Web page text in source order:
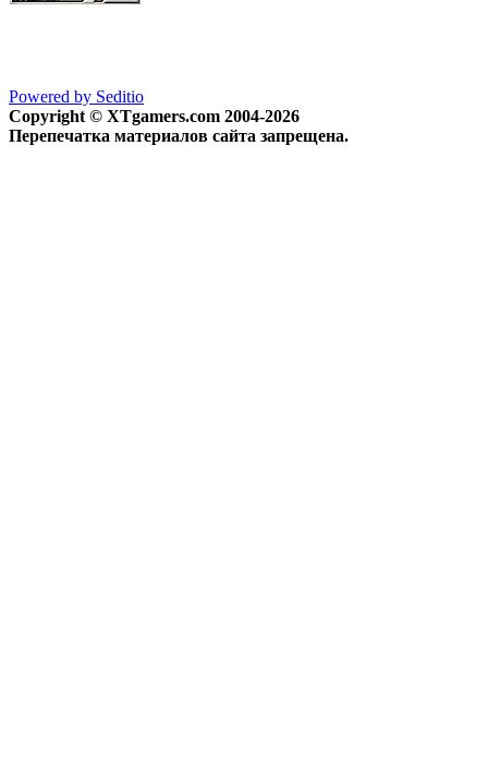
Powered by Seditio
Copyright © XTgamers.com 2004-2026
Перепечатка материалов сайта запрещена.